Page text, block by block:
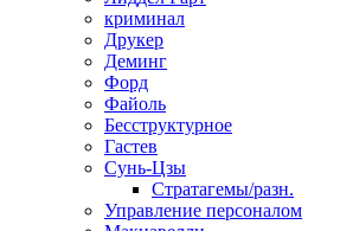
криминал
Друкер
Деминг
Форд
Файоль
Бесструктурное
Гастев
Сунь-Цзы
Стратагемы/разн.
Управление персоналом